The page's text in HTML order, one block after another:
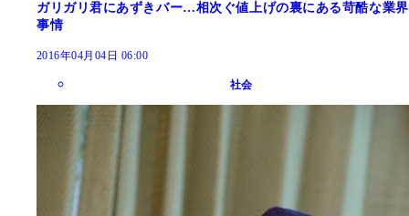
ガリガリ君にあずきバー…相次ぐ値上げの裏にある苛酷な業界
事情
2016年04月04日 06:00
社会